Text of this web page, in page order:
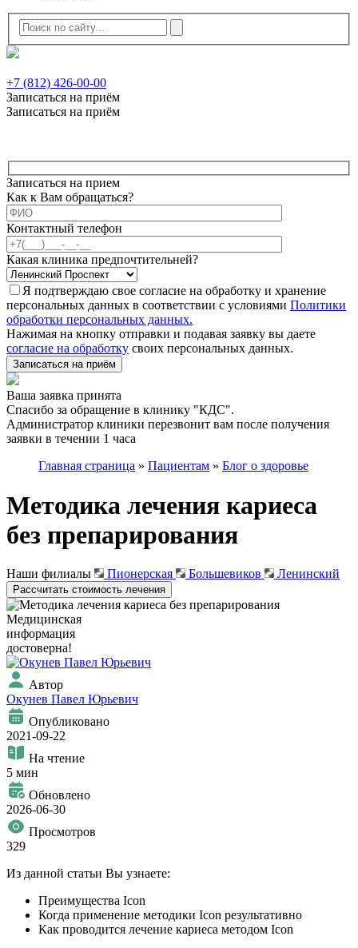
+7 (812) 426-00-00
Записаться на приём
Записаться на приём
Записаться на прием
Как к Вам обращаться?
Контактный телефон
Какая клиника предпочтительней?
Я подтверждаю свое согласие на обработку и хранение
персональных данных в соответствии с условиями Политики
обработки персональных данных.
Нажимая на кнопку отправки и подавая заявку вы даете
согласие на обработку своих персональных данных.
Записаться на приём
Ваша заявка принята
Спасибо за обращение в клинику "КДС".
Администратор клиники перезвонит вам после получения
заявки в течении 1 часа
Главная страница » Пациентам » Блог о здоровье
Методика лечения кариеса
без препарирования
Наши филиалы Пионерская Большевиков Ленинский
Рассчитать стоимость лечения
Медицинская
информация
достоверна!
Автор
Окунев Павел Юрьевич
Опубликовано
2021-09-22
На чтение
5 мин
Обновлено
2026-06-30
Просмотров
329
Из данной статьи Вы узнаете:
Преимущества Icon
Когда применение методики Icon результативно
Как проводится лечение кариеса методом Icon